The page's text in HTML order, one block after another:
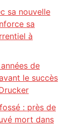
sa nouvelle
sa
à
de
le succès
: près de
mort dans